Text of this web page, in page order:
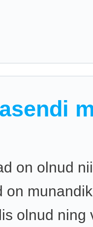
on olnud
on
olnud ning